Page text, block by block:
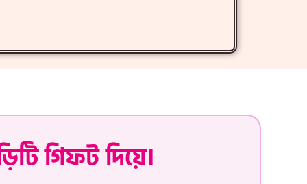
গিফট দিয়ে।